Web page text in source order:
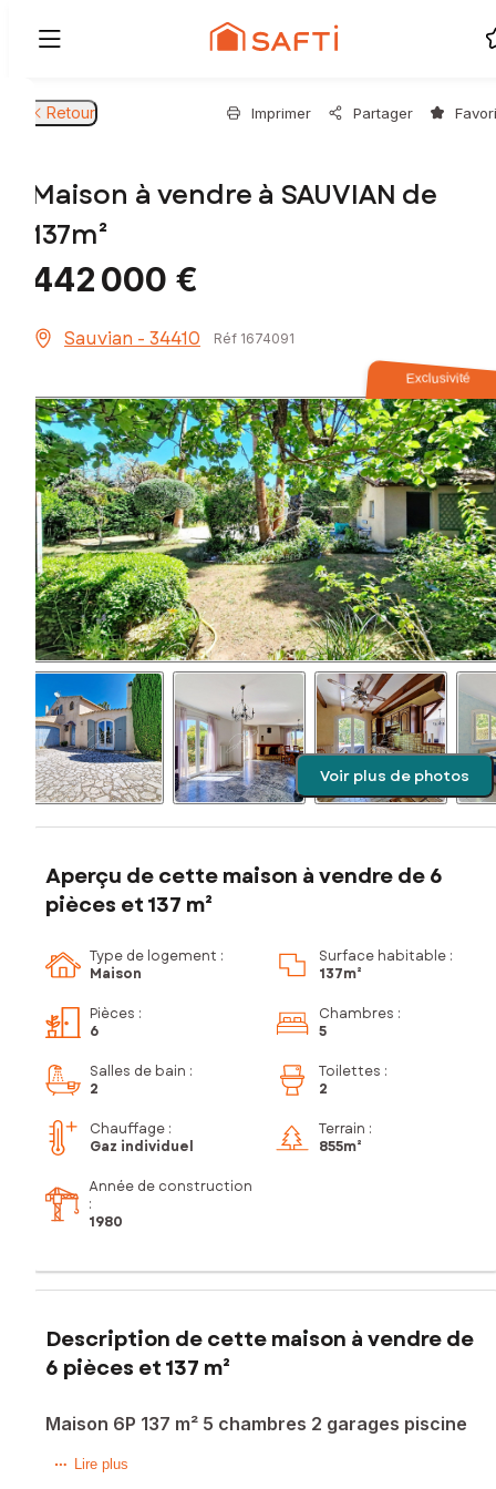
Retour Imprimer Partager
Maison à vendre à SAUVIAN de
137m²
442 000 €
Sauvian - 34410 Réf 1674091
Exclusivité
Voir plus de photos
Aperçu de cette maison à vendre de 6
pièces et 137 m²
Type de logement :
Maison
Surface habitable :
137m²
Pièces :
6
Chambres :
5
Salles de bain :
2
Toilettes :
2
Chauffage :
Gaz individuel
Terrain :
855m²
Année de construction
:
1980
Description de cette maison à vendre de
6 pièces et 137 m²
Maison 6P 137 m² 5 chambres 2 garages piscine
Située dans un quartier calme et recherché de Sauvian, à
Lire plus